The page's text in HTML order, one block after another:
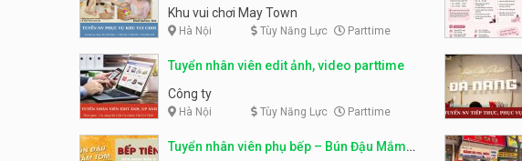
parttime linh động
Khu vui chơi May Town
Hà Nội Tùy Năng Lực Parttime
Tuyển nhân viên edit ảnh, video parttime
Công ty
Hà Nội Tùy Năng Lực Parttime
Tuyển nhân viên phụ bếp – Bún Đậu Mắm